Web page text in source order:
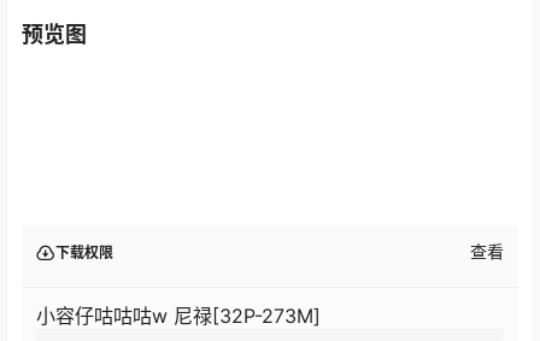
预览图
下载权限 查看
小容仔咕咕咕w 尼禄[32P-273M]